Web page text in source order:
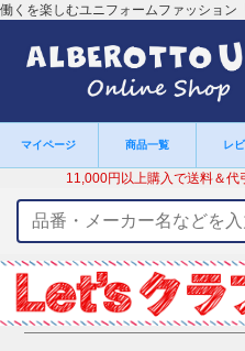
働くを楽しむユニフォームファッション
マイページ 商品一覧 レ
11,000円以上購入で送料＆代
ー
ワ
ー
ド